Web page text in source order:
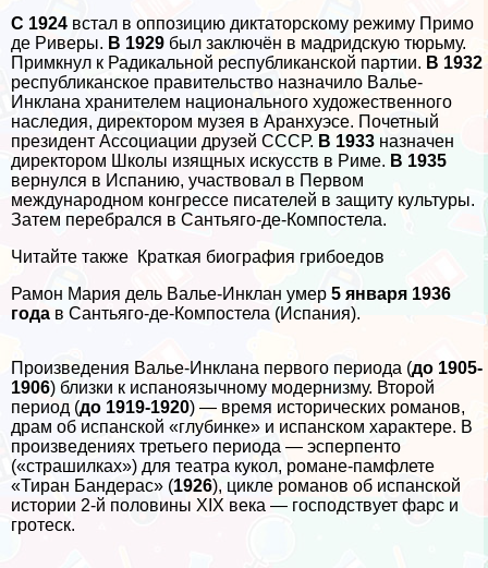
С 1924 встал в оппозицию диктаторскому режиму Примо
де Риверы. В 1929 был заключён в мадридскую тюрьму.
Примкнул к Радикальной республиканской партии. В 1932
республиканское правительство назначило Валье-
Инклана хранителем национального художественного
наследия, директором музея в Аранхуэсе. Почетный
президент Ассоциации друзей СССР. В 1933 назначен
директором Школы изящных искусств в Риме. В 1935
вернулся в Испанию, участвовал в Первом
международном конгрессе писателей в защиту культуры.
Затем перебрался в Сантьяго-де-Компостела.
Читайте также Краткая биография грибоедов
Рамон Мария дель Валье-Инклан умер 5 января 1936
года в Сантьяго-де-Компостела (Испания).
Произведения Валье-Инклана первого периода (до 1905-
1906) близки к испаноязычному модернизму. Второй
период (до 1919-1920) — время исторических романов,
драм об испанской «глубинке» и испанском хаpaктере. В
произведениях третьего периода — эсперпенто
(«страшилках») для театра кукол, романе-памфлете
«Тиран Бандерас» (1926), цикле романов об испанской
истории 2-й половины XIX века — господствует фарс и
гротеск.